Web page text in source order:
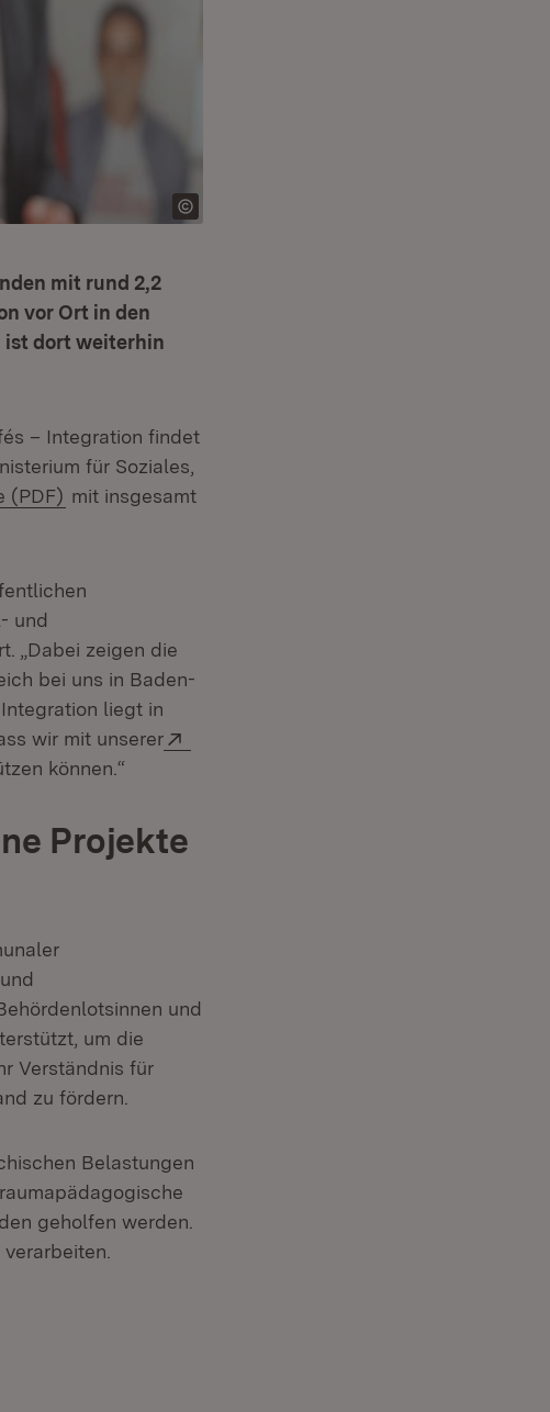
mit rund 2,2
vor Ort in den
ist dort weiterhin
– Integration findet
für Soziales,
(PDF) (Öffnet in neuem Fenster)
mit insgesamt
und
„Dabei zeigen die
bei uns in Baden-
liegt in
wir mit unserer
können.“
Projekte
und
um die
Verständnis für
zu fördern.
Belastungen
geholfen werden.